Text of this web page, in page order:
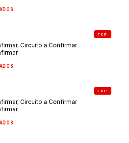
TCP
Circuito a Confirmar
TCP
Circuito a Confirmar